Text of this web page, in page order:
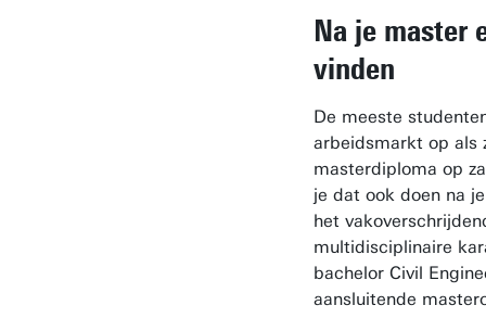
Na je master
vinden
De meeste
arbeidsmarkt op als
masterdiploma op
je dat ook doen na
het
multidisciplinaire
bachelor Civil
aansluitende